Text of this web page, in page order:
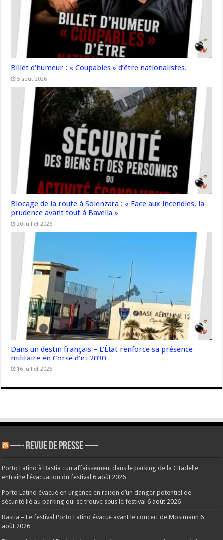
Billet d’humeur : « Coupables » d’être nationalistes.
5 août 2026
Blocage de la route à Solenzara : « Face aux incendies, la
prudence avant tout à Bavella »
20 juillet 2026
Dans un destin français – L’État renforce sa présence
militaire en Corse d’ici 2030
16 juillet 2026
—- REVUE DE PRESSE —-
Porto Latino à Bastia : un affaissement dans le parking de la Citadelle
entraîne l’évacuation du festival 6 août 2026
Porto Latino évacué en urgence en raison d’un danger potentiel de
sécurité lié au parking qui se trouve sous le festival 6 août 2026
Bastia – Le festival Porto Latino évacué avant le concert de Mosimann 6
août 2026